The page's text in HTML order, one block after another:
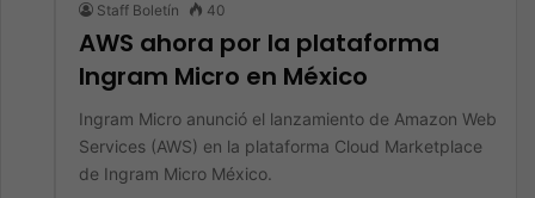
Staff Boletín 40
AWS ahora por la plataforma
Ingram Micro en México
Ingram Micro anunció el lanzamiento de Amazon Web
Services (AWS) en la plataforma Cloud Marketplace
de Ingram Micro México.